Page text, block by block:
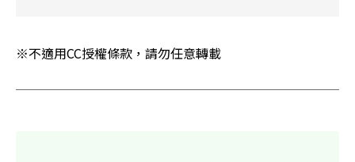
※不適用CC授權條款，請勿任意轉載